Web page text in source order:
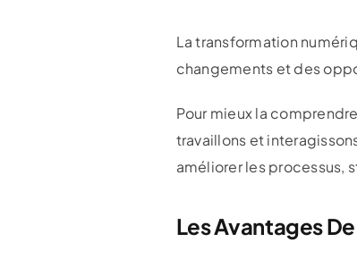
La transformation
changements et des
Pour mieux la
travaillons et
améliorer les processus,
Les Avantages